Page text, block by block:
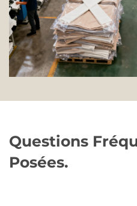
Questions
Posées.